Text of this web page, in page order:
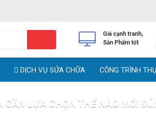
Giá cạnh tranh,
Sản Phẩm tốt
DỊCH VỤ SỬA CHỮA CÔNG TRÌNH
LỰA CHỌN THẾ NÀO MỚI